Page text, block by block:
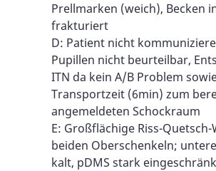
Prellmarken (weich), Becken
frakturiert
D: Patient nicht
Pupillen nicht beurteilbar,
ITN da kein A/B Problem
Transportzeit (6min) zum
angemeldeten Schockraum
E: Großflächige Riss-
beiden Oberschenkeln;
kalt, pDMS stark